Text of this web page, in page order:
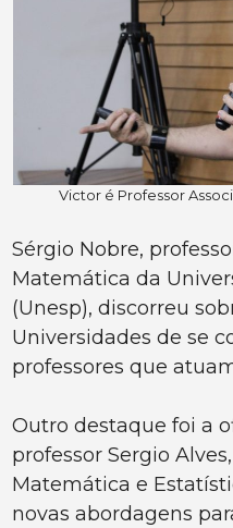
Victor é Professor
Sérgio Nobre,
Matemática da
(Unesp), discorreu
Universidades de se
professores que
Outro destaque foi a
professor Sergio
Matemática e
novas abordagens